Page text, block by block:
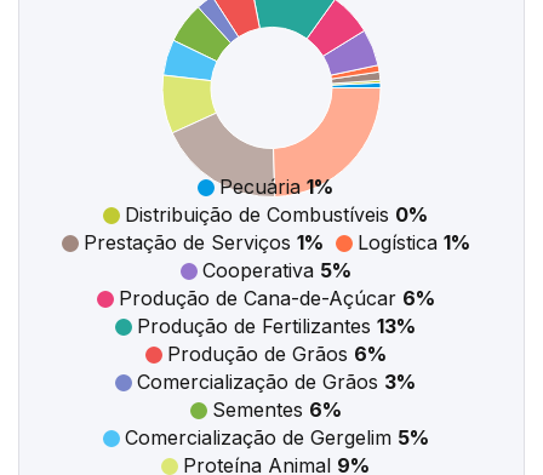
Pecuária 1%
Distribuição de Combustíveis 0%
Prestação de Serviços 1% Logística 1%
Cooperativa 5%
Produção de Cana-de-Açúcar 6%
Produção de Fertilizantes 13%
Produção de Grãos 6%
Comercialização de Grãos 3%
Sementes 6%
Comercialização de Gergelim 5%
Proteína Animal 9%